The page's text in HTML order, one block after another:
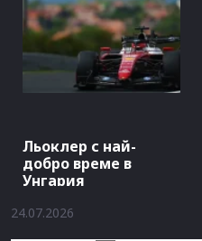
Льоклер с най-
добро време в
Унгария
24.07.2026